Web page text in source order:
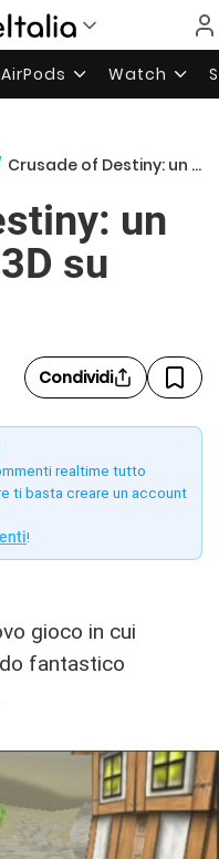
AirPods Watch
Crusade of Destiny: un nuovo RPG in 3D su AppStore
un
su
Condividi
realtime tutto
ti basta creare un account
!
gioco in cui
fantastico